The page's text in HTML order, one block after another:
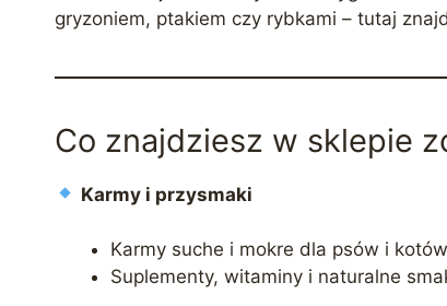
gryzoniem, ptakiem czy rybkami – tutaj
Co znajdziesz w sklepie
Karmy i przysmaki
Karmy suche i mokre dla psów i
Suplementy, witaminy i naturalne